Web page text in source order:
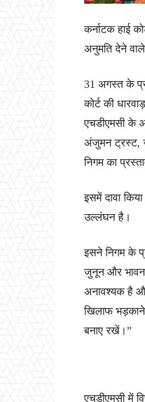
कर्नाटक हाई
अनुमति देने
31 अगस्त के
कोर्ट की
एचडीएमसी के
अंजुमन ट्रस्ट,
निगम का
इसमें दावा
उल्लंघन है।
इसने निगम के
जुनून और
अनावश्यक है
खिलाफ भड़काने
बनाए रखें।”
एचडीएमसी में